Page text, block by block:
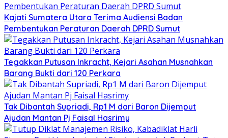
Kajati Sumatera Utara Terima Audiensi Badan
Pembentukan Peraturan Daerah DPRD Sumut
Tegakkan Putusan Inkracht, Kejari Asahan Musnahkan
Barang Bukti dari 120 Perkara
Tak Dibantah Supriadi, Rp1 M dari Baron Dijemput
Ajudan Mantan Pj Faisal Hasrimy